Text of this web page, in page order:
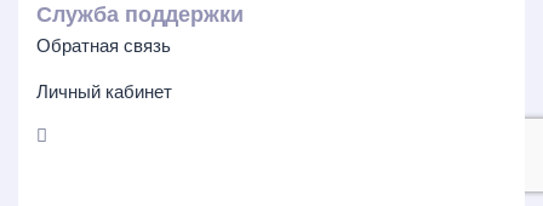
Служба поддержки
Обратная связь
Личный кабинет